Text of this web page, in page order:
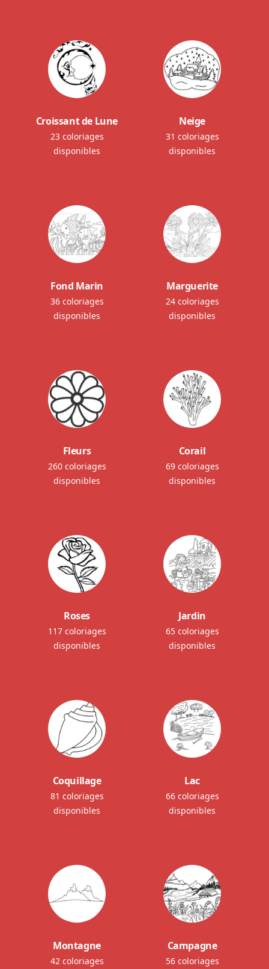
Croissant de Lune
23 coloriages
disponibles
Neige
31 coloriages
disponibles
Fond Marin
36 coloriages
disponibles
Marguerite
24 coloriages
disponibles
Fleurs
260 coloriages
disponibles
Corail
69 coloriages
disponibles
Roses
117 coloriages
disponibles
Jardin
65 coloriages
disponibles
Coquillage
81 coloriages
disponibles
Lac
66 coloriages
disponibles
Montagne
42 coloriages
Campagne
56 coloriages